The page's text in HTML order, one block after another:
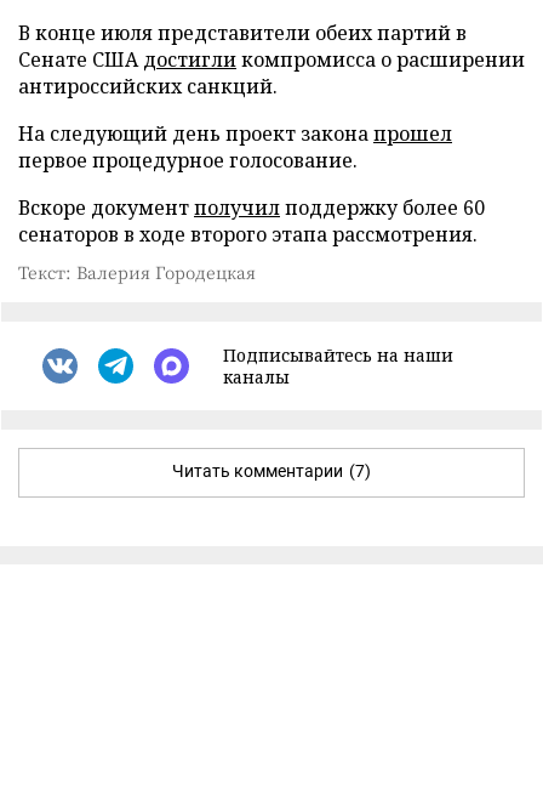
В конце июля представители обеих партий в
Сенате СШАдостигликомпромисса о расширении
антироссийских санкций.
На следующий день проект законапрошел
первое процедурное голосование.
Вскоре документполучилподдержку более 60
сенаторов в ходе второго этапа рассмотрения.
Текст: Валерия Городецкая
Подписывайтесь на наши
каналы
Читать комментарии (7)